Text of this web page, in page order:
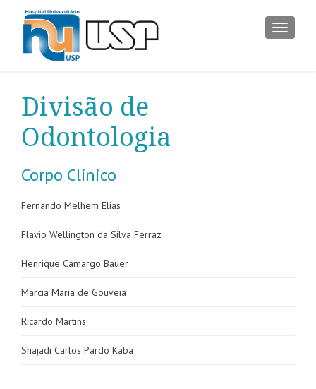
Divisão de
Odontologia
Corpo Clínico
Fernando Melhem Elias
Flavio Wellington da Silva Ferraz
Henrique Camargo Bauer
Marcia Maria de Gouveia
Ricardo Martins
Shajadi Carlos Pardo Kaba